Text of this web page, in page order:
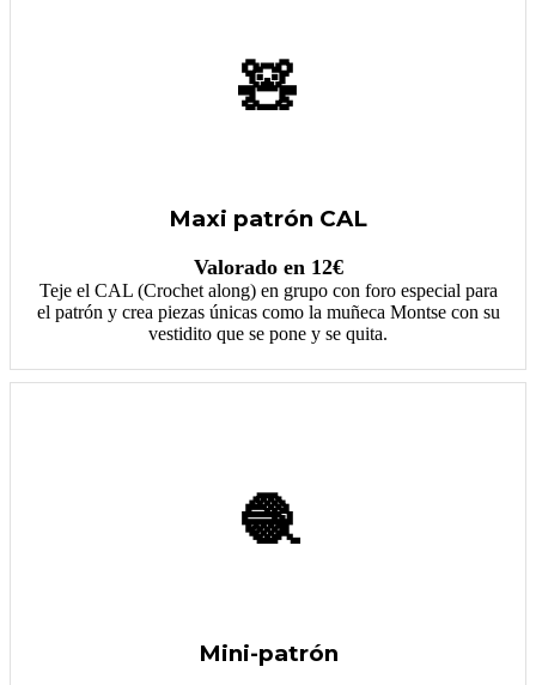
🧸
Maxi patrón CAL
Valorado en 12€
Teje el CAL (Crochet along) en grupo con foro especial para
el patrón y crea piezas únicas como la muñeca Montse con su
vestidito que se pone y se quita.
🧶
Mini-patrón